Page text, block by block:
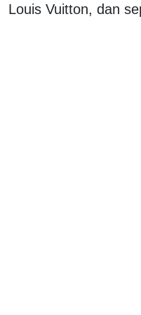
Louis Vuitton, dan